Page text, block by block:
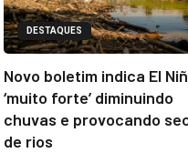
DESTAQUES
Novo boletim indica El
‘muito forte’ diminuindo
chuvas e provocando
de rios